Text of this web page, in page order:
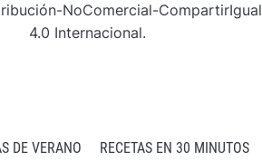
NoComercial-CompartirIgual
4.0 Internacional.
DE VERANO RECETAS EN 30 MINUTOS